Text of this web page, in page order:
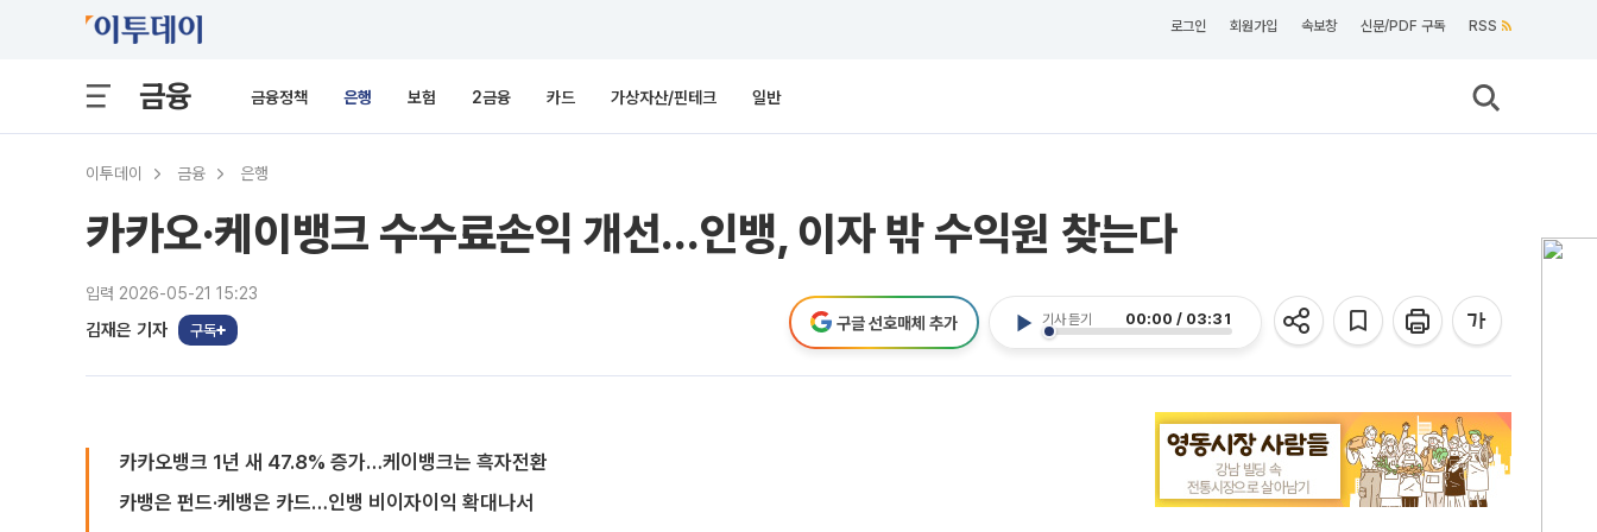
로그인 회원가입 속보창 신문/PDF 구독 RSS
금융 금융정책 은행 보험 2금융 카드 가상자산/핀테크 일반
이투데이 금융 은행
카카오·케이뱅크 수수료손익 개선…인뱅, 이자 밖 수익원 찾는다
입력 2026-05-21 15:23
김재은 기자 구독
기사 듣기 00:00 / 03:31
구글 선호매체 추가
카카오뱅크 1년 새 47.8% 증가…케이뱅크는 흑자전환
카뱅은 펀드·케뱅은 카드…인뱅 비이자이익 확대나서